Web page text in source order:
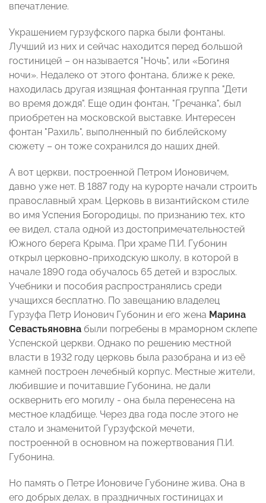
впечатление.
Украшением гурзуфского парка были фонтаны.
Лучший из них и сейчас находится перед большой
гостиницей – он называется "Ночь", или «Богиня
ночи». Недалеко от этого фонтана, ближе к реке,
находилась другая изящная фонтанная группа "Дети
во время дождя". Еще один фонтан, "Гречанка", был
приобретен на московской выставке. Интересен
фонтан "Рахиль", выполненный по библейскому
сюжету – он тоже сохранился до наших дней.
А вот церкви, построенной Петром Ионовичем,
давно уже нет. В 1887 году на курорте начали строить
православный храм. Церковь в византийском стиле
во имя Успения Богородицы, по признанию тех, кто
ее видел, стала одной из достопримечательностей
Южного берега Крыма. При храме П.И. Губонин
открыл церковно-приходскую школу, в которой в
начале 1890 года обучалось 65 детей и взрослых.
Учебники и пособия распространялись среди
учащихся бесплатно. По завещанию владелец
Гурзуфа Петр Ионович Губонин и его жена Марина
Севастьяновна были погребены в мраморном склепе
Успенской церкви. Однако по решению местной
власти в 1932 году церковь была разобрана и из её
камней построен лечебный корпус. Местные жители,
любившие и почитавшие Губонина, не дали
осквернить его могилу - она была перенесена на
местное кладбище. Через два года после этого не
стало и знаменитой Гурзуфской мечети,
построенной в основном на пожертвования П.И.
Губонина.
Но память о Петре Ионовиче Губонине жива. Она в
его добрых делах, в праздничных гостиницах и